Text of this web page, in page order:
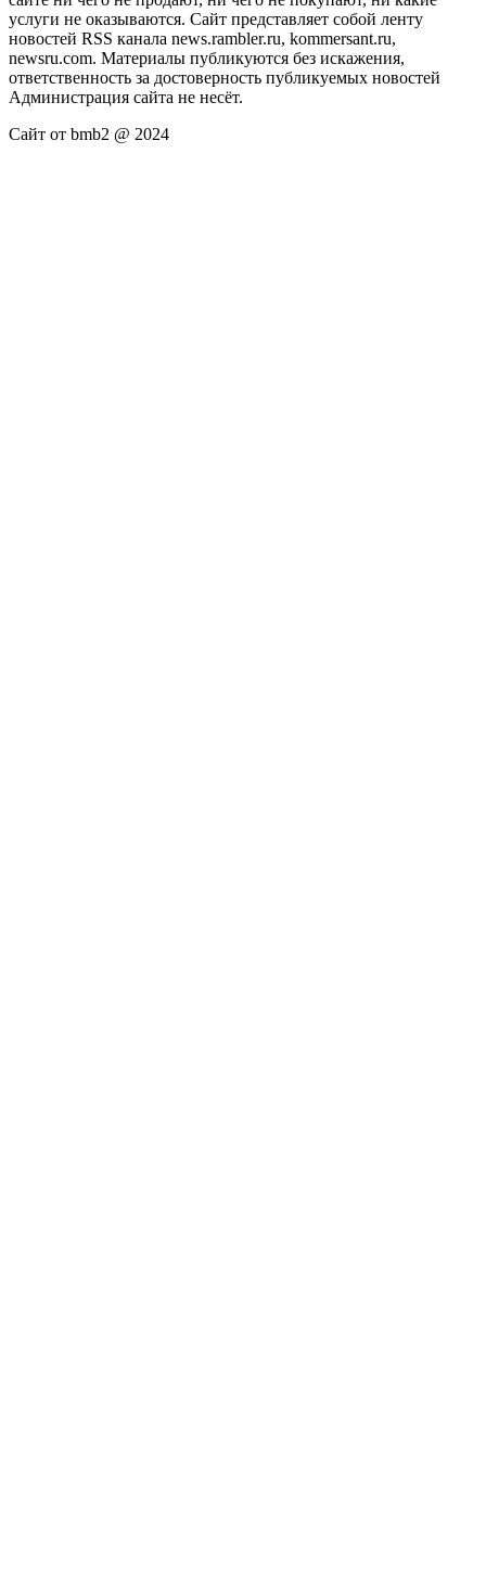
услуги не оказываются. Сайт представляет собой ленту
новостей RSS канала news.rambler.ru, kommersant.ru,
newsru.com. Материалы публикуются без искажения,
ответственность за достоверность публикуемых новостей
Администрация сайта не несёт.
Сайт от bmb2 @ 2024